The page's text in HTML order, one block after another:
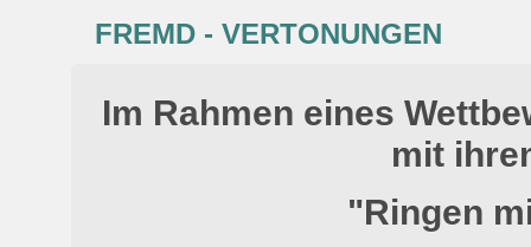
FREMD - VERTONUNGEN
Im Rahmen eines
mit
"Ringen